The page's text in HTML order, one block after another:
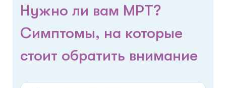
Нужно ли вам МРТ?
Симптомы, на которые
стоит обратить внимание